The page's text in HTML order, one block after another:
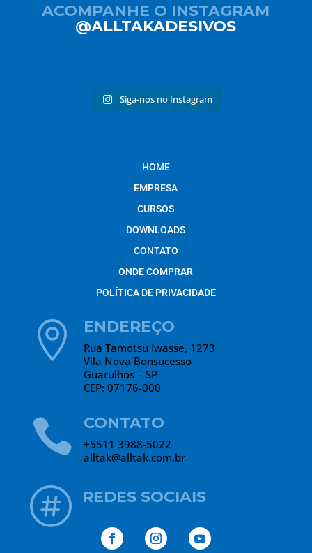
ACOMPANHE O INSTAGRAM
@ALLTAKADESIVOS
Siga-nos no Instagram
HOME
EMPRESA
CURSOS
DOWNLOADS
CONTATO
ONDE COMPRAR
POLÍTICA DE PRIVACIDADE
 ENDEREÇO
Rua Tamotsu Iwasse, 1273
Vila Nova Bonsucesso
Guarulhos – SP
CEP: 07176-000
 CONTATO
+5511 3988-5022
alltak@alltak.com.br
 REDES SOCIAIS